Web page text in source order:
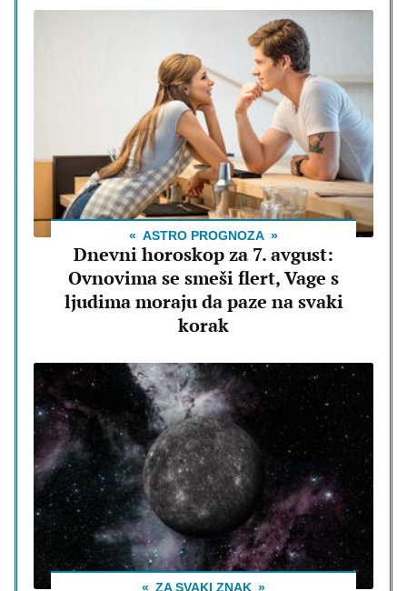
ASTRO PROGNOZA
Dnevni horoskop za 7. avgust:
Ovnovima se smeši flert, Vage s
ljudima moraju da paze na svaki
korak
ZA SVAKI ZNAK